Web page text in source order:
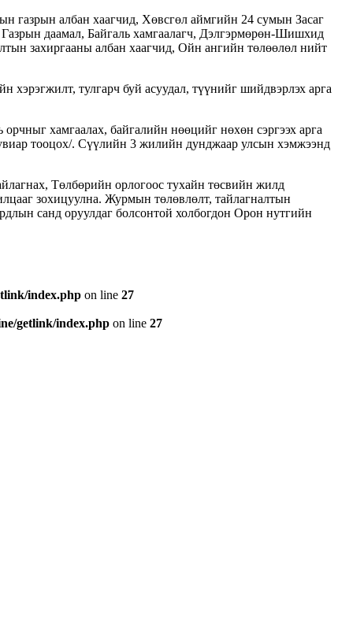
газрын албан хаагчид, Хөвсгөл аймгийн 24 сумын Засаг
даамал, Байгаль хамгаалагч, Дэлгэрмөрөн-Шишхид
захиргааны албан хаагчид, Ойн ангийн төлөөлөл нийт
тулгарч буй асуудал, түүнийг шийдвэрлэх арга
хамгаалах, байгалийн нөөцийг нөхөн сэргээх арга
тооцох/. Сүүлийн 3 жилийн дунджаар улсын хэмжээнд
Төлбөрийн орлогоос тухайн төсвийн жилд
зохицуулна. Журмын төлөвлөлт, тайлагналтын
санд оруулдаг болсонтой холбогдон Орон нутгийн
index.php on line 27
getlink/index.php on line 27